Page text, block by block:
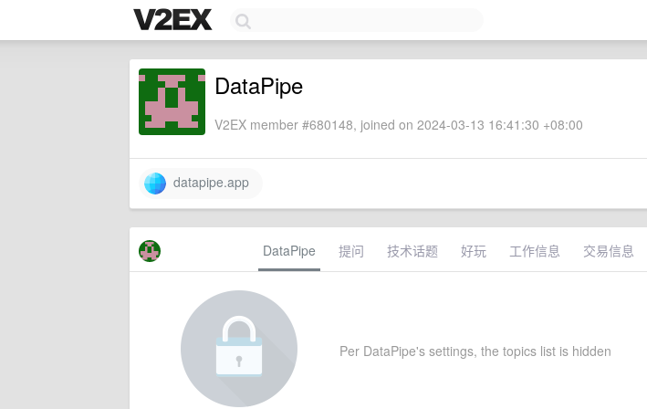
DataPipe
V2EX member #680148, joined on 2024-03-13 16:41:30 +08:00
datapipe.app
DataPipe 提问 技术话题 好玩 工作信息 交易信息
Per DataPipe's settings, the topics list is hidden